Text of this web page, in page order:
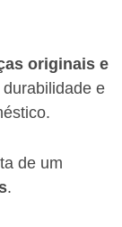
originais e
e
de um
.